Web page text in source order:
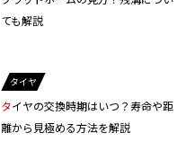
ても解説
タイヤ
タイヤの交換時期はいつ？寿命や距
離から見極める方法を解説